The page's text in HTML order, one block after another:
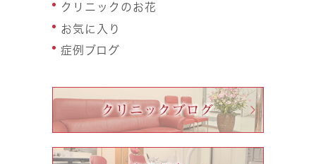
クリニックのお花
お気に入り
症例ブログ